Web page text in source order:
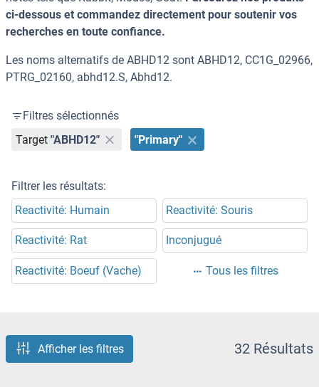
ci-dessous et commandez directement pour soutenir vos
recherches en toute confiance.
Les noms alternatifs de ABHD12 sont ABHD12, CC1G_02966,
PTRG_02160, abhd12.S, Abhd12.
Filtres sélectionnés
Target "ABHD12" "Primary"
Filtrer les résultats:
Reactivité: Humain
Reactivité: Souris
Reactivité: Rat Inconjugué
Reactivité: Boeuf (Vache) Tous les filtres
Afficher les filtres 32 Résultats